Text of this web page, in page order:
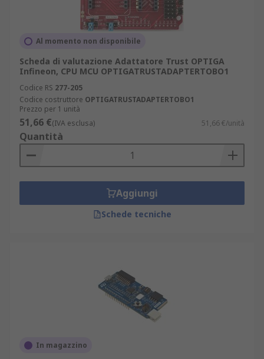
Al momento non disponibile
Scheda di valutazione Adattatore Trust OPTIGA
Infineon, CPU MCU OPTIGATRUSTADAPTERTOBO1
Codice RS 277-205
Codice costruttore OPTIGATRUSTADAPTERTOBO1
Prezzo per 1 unità
51,66 €(IVA esclusa) 51,66 €/unità
Quantità
Aggiungi
Schede tecniche
In magazzino